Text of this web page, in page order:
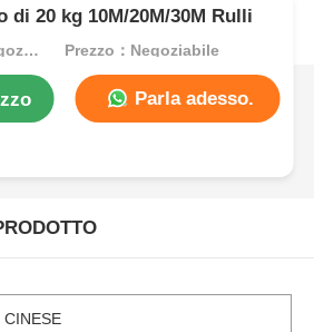
di 20 kg 10M/20M/30M Rulli
MOQ：200 pezzi negoziabili Prezzo：Negoziabile
Parla adesso.
CINESE